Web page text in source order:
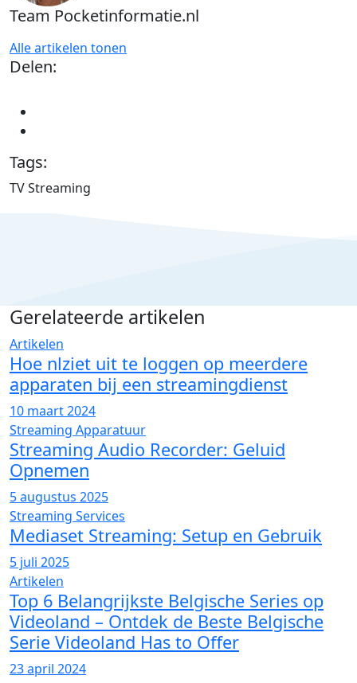
Team Pocketinformatie.nl
Alle artikelen tonen
Delen:
Tags:
TV Streaming
Gerelateerde artikelen
Artikelen
Hoe nlziet uit te loggen op meerdere
apparaten bij een streamingdienst
10 maart 2024
Streaming Apparatuur
Streaming Audio Recorder: Geluid
Opnemen
5 augustus 2025
Streaming Services
Mediaset Streaming: Setup en Gebruik
5 juli 2025
Artikelen
Top 6 Belangrijkste Belgische Series op
Videoland – Ontdek de Beste Belgische
Serie Videoland Has to Offer
23 april 2024